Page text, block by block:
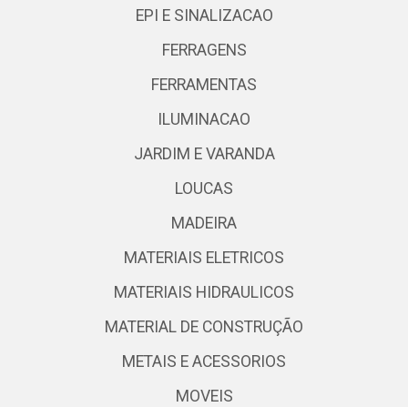
EPI E SINALIZACAO
FERRAGENS
FERRAMENTAS
ILUMINACAO
JARDIM E VARANDA
LOUCAS
MADEIRA
MATERIAIS ELETRICOS
MATERIAIS HIDRAULICOS
MATERIAL DE CONSTRUÇÃO
METAIS E ACESSORIOS
MOVEIS